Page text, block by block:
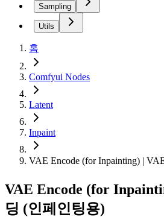
Sampling
Utils
홈
Comfyui Nodes
Latent
Inpaint
VAE Encode (for Inpainting) |
VAE Encode (for
딩 (인페인팅용)